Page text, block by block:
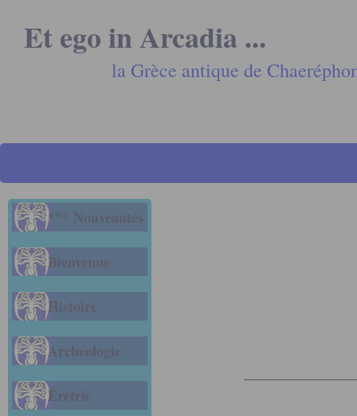
Et ego in Arcadia ...
la Grèce antique de
*** Nouveautés
Bienvenue
Histoire
Archéologie
Érétrie